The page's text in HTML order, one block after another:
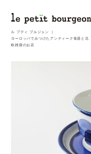
ル プティ ブルジョン ｜
ヨーロッパでみつけたアンティーク食器と北
欧雑貨のお店